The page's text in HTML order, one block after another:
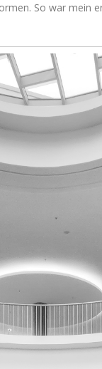
So war mein